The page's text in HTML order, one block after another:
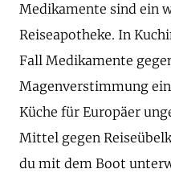
Medikamente sind ein
Reiseapotheke. In
Fall Medikamente
Magenverstimmung
Küche für Europäer
Mittel gegen
du mit dem Boot